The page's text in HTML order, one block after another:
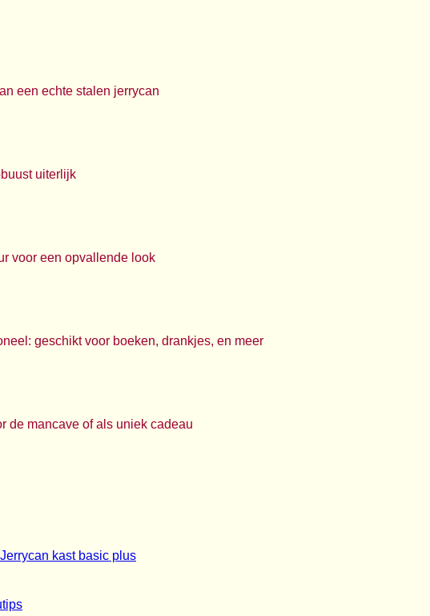
een echte stalen jerrycan
uiterlijk
voor een opvallende look
geschikt voor boeken, drankjes, en meer
de mancave of als uniek cadeau
Jerrycan kast basic plus